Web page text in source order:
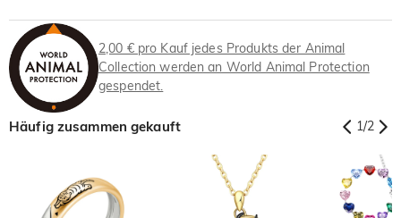
2,00 € pro Kauf jedes Produkts der Animal
Collection werden an World Animal Protection
gespendet.
Häufig zusammen gekauft 1/2